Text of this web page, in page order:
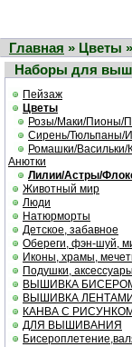
Главная » Цветы
Наборы для
Пейзаж
Цветы
Розы/Маки/Пионы/
Сирень/Тюльпаны/
Ромашки/Васильки/
Анютки
Лилии/Астры/
Животный мир
Люди
Натюрморты
Детское, забавное
Обереги, фэн-шуй,
Иконы, храмы,
Подушки, аксессуары
ВЫШИВКА
ВЫШИВКА ЛЕНТАМИ
КАНВА С РИСУНКОМ
ДЛЯ ВЫШИВАНИЯ